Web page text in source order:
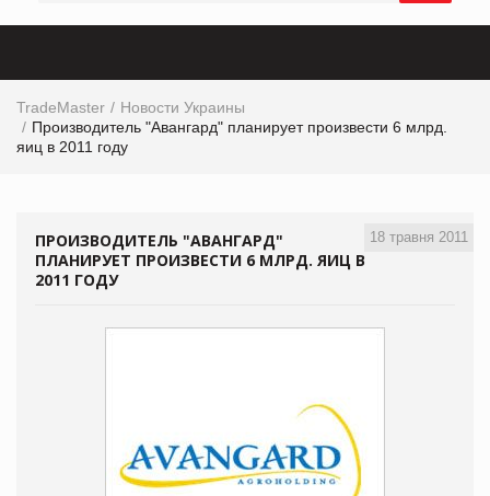
TradeMaster
Новости Украины
Производитель "Авангард" планирует произвести 6 млрд.
яиц в 2011 году
18 травня 2011
ПРОИЗВОДИТЕЛЬ "АВАНГАРД"
ПЛАНИРУЕТ ПРОИЗВЕСТИ 6 МЛРД. ЯИЦ В
2011 ГОДУ